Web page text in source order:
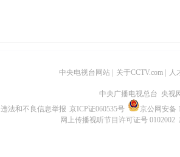
中央电视台网站 关于CCTV.com 人
中央广播电视总台 央视
违法和不良信息举报 京ICP证060535号
京公网安备
网上传播视听节目许可证号 0102002